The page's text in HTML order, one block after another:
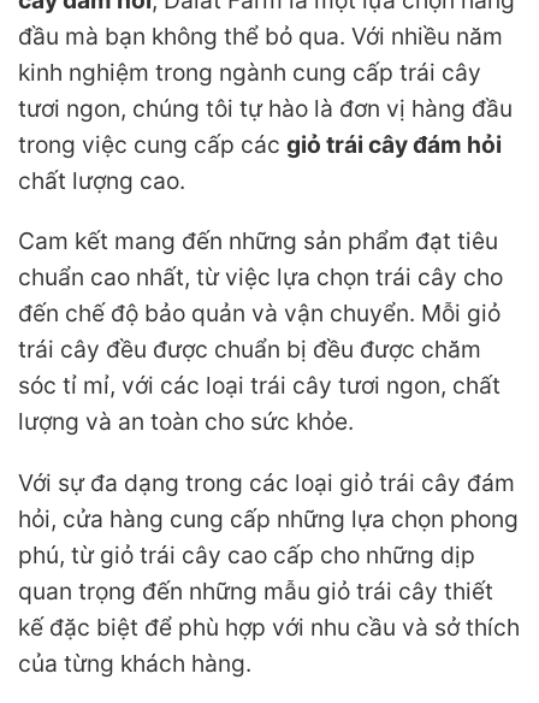
đầu mà bạn không thể bỏ qua. Với nhiều năm
kinh nghiệm trong ngành cung cấp trái cây
tươi ngon, chúng tôi tự hào là đơn vị hàng đầu
trong việc cung cấp các giỏ trái cây đám hỏi
chất lượng cao.
Cam kết mang đến những sản phẩm đạt tiêu
chuẩn cao nhất, từ việc lựa chọn trái cây cho
đến chế độ bảo quản và vận chuyển. Mỗi giỏ
trái cây đều được chuẩn bị đều được chăm
sóc tỉ mỉ, với các loại trái cây tươi ngon, chất
lượng và an toàn cho sức khỏe.
Với sự đa dạng trong các loại giỏ trái cây đám
hỏi, cửa hàng cung cấp những lựa chọn phong
phú, từ giỏ trái cây cao cấp cho những dịp
quan trọng đến những mẫu giỏ trái cây thiết
kế đặc biệt để phù hợp với nhu cầu và sở thích
của từng khách hàng.